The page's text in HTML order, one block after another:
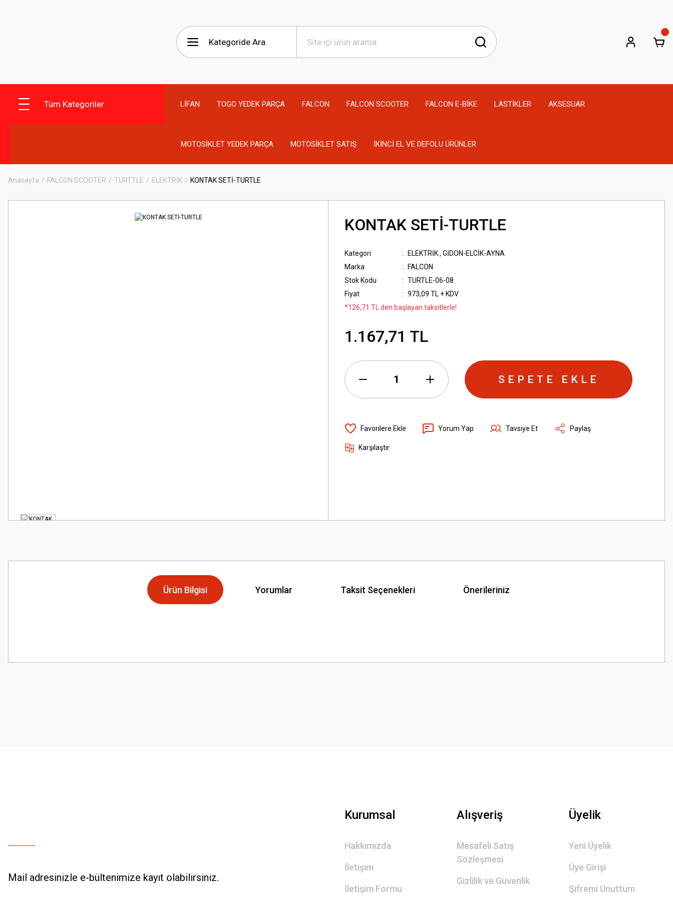
Tüm Kategoriler LİFAN TOGO YEDEK PARÇA FALCON FALCON SCOOTER FALCON E-BİKE LASTİKLER AKSESUAR
MOTOSİKLET YEDEK PARÇA MOTOSİKLET SATIŞ İKİNCİ EL VE DEFOLU ÜRÜNLER
Anasayfa FALCON SCOOTER TURTTLE ELEKTRİK KONTAK SETİ-TURTLE
KONTAK SETİ-TURTLE
Kategori ELEKTRİK, GİDON-ELCİK-AYNA
Marka
FALCON
Stok Kodu
TURTLE-06-08
Fiyat
973,09 TL + KDV
*126,71 TL den başlayan taksitlerle!
1.167,71 TL
SEPETE EKLE
Yorum Yap Tavsiye Et Paylaş
Karşılaştır
Ürün Bilgisi Yorumlar Taksit Seçenekleri Önerileriniz
Görüş ve önerileriniz için teşekkür ederiz.
Mail adresinizle e-bültenimize kayıt olabilirsiniz.
Kurumsal
Hakkımızda
İletişim
İletişim Formu
Alışveriş
Mesafeli Satış
Sözleşmesi
Gizlilik ve Güvenlik
Üyelik
Yeni Üyelik
Üye Girişi
Şifremi Unuttum